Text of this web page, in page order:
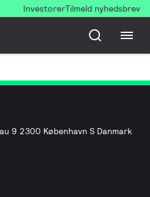
InvestorerTilmeld nyhedsbrev
9 2300 København S Danmark